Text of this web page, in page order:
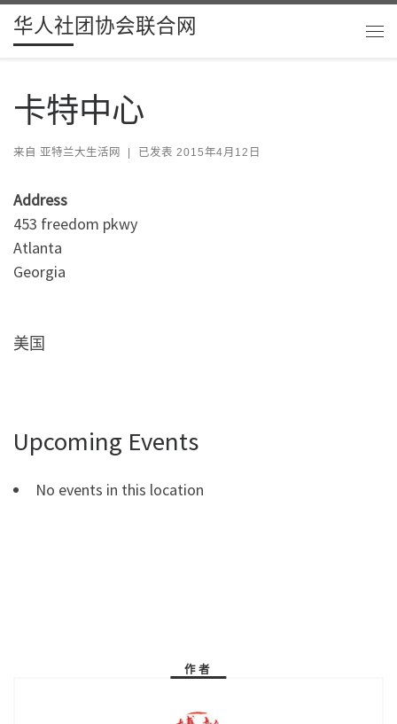
Skip to content
华人社团协会联合网
卡特中心
来自 亚特兰大生活网 已发表 2015年4月12日
Address
453 freedom pkwy
Atlanta
Georgia
美国
Upcoming Events
No events in this location
作者